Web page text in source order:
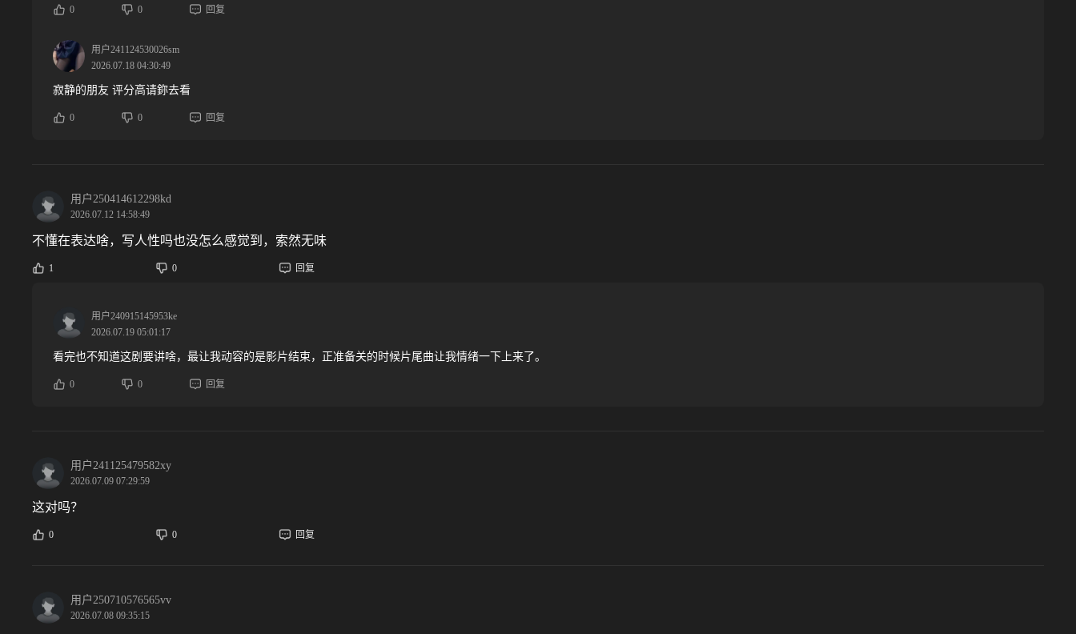
0 0 回复
用户241124530026sm
2026.07.18 04:30:49
寂静的朋友 评分高请鉨去看
0 0 回复
用户250414612298kd
2026.07.12 14:58:49
不懂在表达啥，写人性吗也没怎么感觉到，索然无味
1 0 回复
用户240915145953ke
2026.07.19 05:01:17
看完也不知道这剧要讲啥，最让我动容的是影片结束，正准备关的时候片尾曲让我情绪一下上来了。
0 0 回复
用户241125479582xy
2026.07.09 07:29:59
这对吗？
0 0 回复
用户250710576565vv
2026.07.08 09:35:15